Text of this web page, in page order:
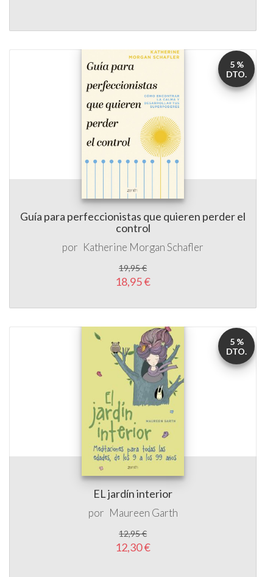
Guía para perfeccionistas que quieren perder el
control
por Katherine Morgan Schafler
19,95 €
18,95 €
5 %
DTO.
EL jardín interior
por Maureen Garth
12,95 €
12,30 €
5 %
DTO.